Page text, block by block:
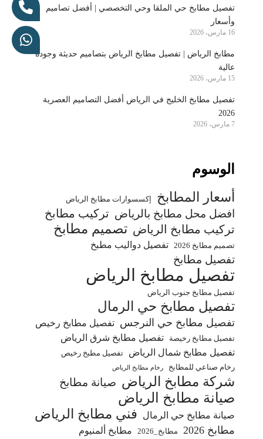
تفصيل مطابخ حي الملقا وحي التخصصي | أفضل تصاميم
وأسعار
16 مارس، 2026
مطابخ الرياض | تفصيل مطابخ الرياض بتصاميم حديثة وجودة
عالية
15 مارس، 2026
تفصيل مطابخ الخليج في الرياض أفضل التصاميم العصرية
2026
7 مارس، 2026
الوسوم
أسعار المطابخ إكسسوارات مطابخ الرياض
افضل محل مطابخ بالرياض تركيب مطابخ
تركيب مطابخ الرياض تصميم مطابخ
تصميم مطابخ 2026 تفصيل دواليب مطبخ
تفصيل مطابخ
تفصيل مطابخ الرياض
تفصيل مطابخ جنوب الرياض
تفصيل مطابخ حي الرمال
تفصيل مطابخ حي النرجس تفصيل مطابخ رخيص
تفصيل مطابخ رخيصة
تفصيل مطابخ شرق الرياض
تفصيل مطابخ شمال الرياض
تفصيل مطبخ رخيص
رخام صناعي للمطابخ
رخام مطابخ الرياض
شركة مطابخ الرياض صيانة مطابخ
صيانة مطابخ الرياض
صيانة مطابخ حي الرمال فني مطابخ الرياض
مطابخ 2026 مطابخ_2026 مطابخ ألمنيوم